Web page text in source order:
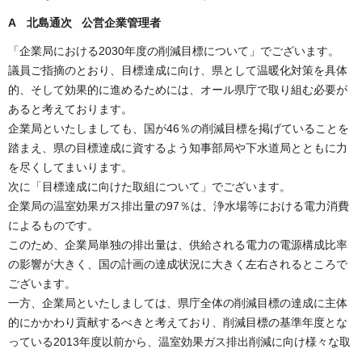
A 北島通次 公営企業管理者
「企業局における2030年度の削減目標について」でございます。
議員ご指摘のとおり、目標達成に向け、県として温暖化対策を具体
的、そして効果的に進めるためには、オール県庁で取り組む必要が
あると考えております。
企業局といたしましても、国が46％の削減目標を掲げていることを
踏まえ、県の目標達成に資するよう知事部局や下水道局とともに力
を尽くしてまいります。
次に「目標達成に向けた取組について」でございます。
企業局の温室効果ガス排出量の97％は、浄水場等における電力消費
によるものです。
このため、企業局単独の排出量は、供給される電力の電源構成比率
の影響が大きく、国の計画の達成状況に大きく左右されるところで
ございます。
一方、企業局といたしましては、県庁全体の削減目標の達成に主体
的にかかわり貢献するべきと考えており、削減目標の基準年度とな
っている2013年度以前から、温室効果ガス排出削減に向け様々な取